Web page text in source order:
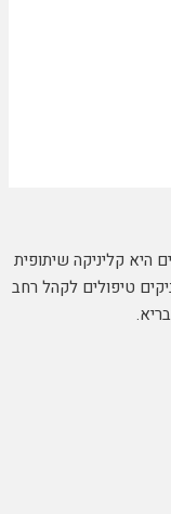
היא קליניקה שיתופית
טיפולים לקהל רחב